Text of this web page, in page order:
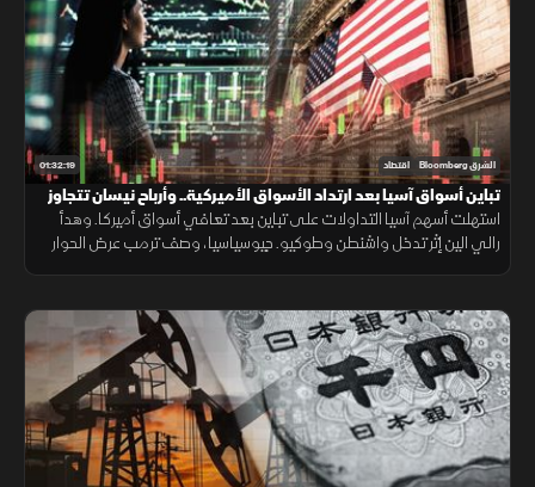
01:32:19 الشرق Bloomberg اقتصاد
تباين أسواق آسيا بعد ارتداد الأسواق الأميركية.. وأرباح نيسان تتجاوز
التوقعات
استهلت أسهم آسيا التداولات على تباين بعد تعافي أسواق أميركا. وهدأ
رالي الين إثر تدخل واشنطن وطوكيو. جيوسياسيا، وصف ترمب عرض الحوار